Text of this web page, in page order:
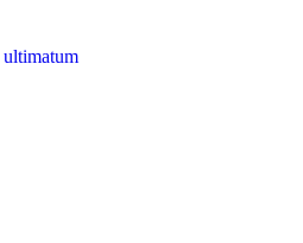
ultimatum